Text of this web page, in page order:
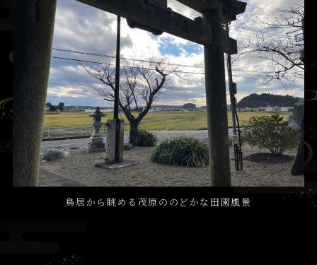
鳥居から眺める茂原ののどかな田園風景